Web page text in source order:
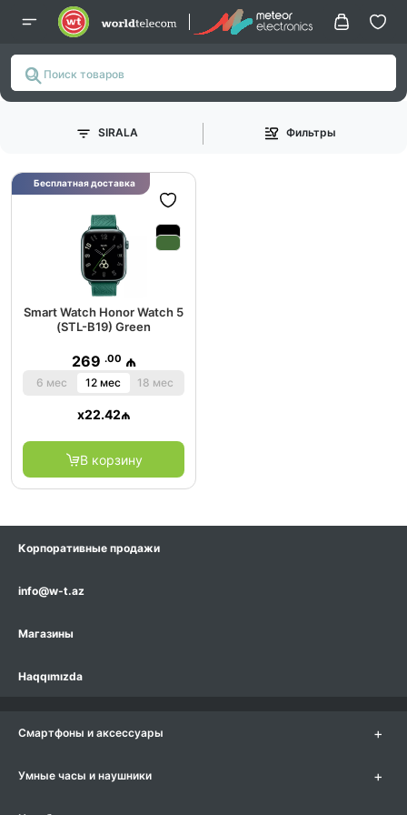
SIRALA Фильтры
Smart Watch Honor Watch 5
(STL-B19) Green
269 .00 ₼
6 мес 12 мес 18 мес
x22.42₼
В корзину
Бесплатная доставка
Корпоративные продажи
info@w-t.az
Магазины
Haqqımızda
Смартфоны и аксессуары +
Умные часы и наушники +